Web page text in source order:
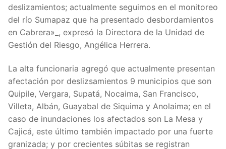
deslizamientos; actualmente seguimos en el monitoreo
del río Sumapaz que ha presentado desbordamientos
en Cabrera»_, expresó la Directora de la Unidad de
Gestión del Riesgo, Angélica Herrera.
La alta funcionaria agregó que actualmente presentan
afectación por deslizsamientos 9 municipios que son
Quipile, Vergara, Supatá, Nocaima, San Francisco,
Villeta, Albán, Guayabal de Siquima y Anolaima; en el
caso de inundaciones los afectados son La Mesa y
Cajicá, este último también impactado por una fuerte
granizada; y por crecientes súbitas se registran